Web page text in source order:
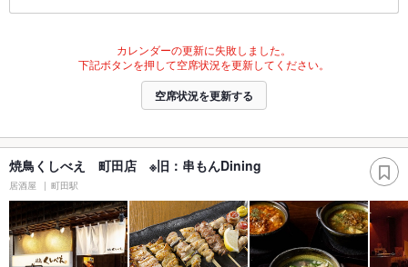
カレンダーの更新に失敗しました。
下記ボタンを押して空席状況を更新してください。
空席状況を更新する
焼鳥くしべえ 町田店 ※旧：串もんDining
居酒屋 町田駅